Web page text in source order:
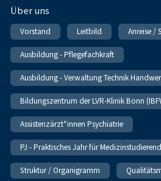
Über uns
Vorstand Leitbild Anreise /
Ausbildung - Pflegefachkraft
Ausbildung - Verwaltung Technik
Bildungszentrum der LVR-Klinik Bonn
Assistenzärzt*innen Psychiatrie
PJ - Praktisches Jahr für
Struktur / Organigramm